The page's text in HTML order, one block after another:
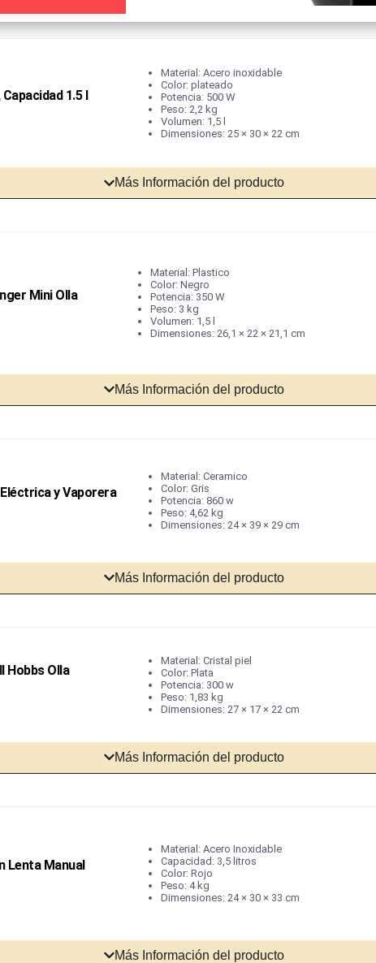
1.5 l
Material: Acero inoxidable
Color: plateado
Potencia: 500 W
Peso: 2,2 kg
Volumen: 1,5 l
Dimensiones: 25 × 30 × 22 cm
Más Información del producto
Mini Olla
Material: Plastico
Color: Negro
Potencia: 350 W
Peso: 3 kg
Volumen: 1,5 l
Dimensiones: 26,1 × 22 × 21,1 cm
Más Información del producto
y Vaporera
Material: Ceramico
Color: Gris
Potencia: 860 w
Peso: 4,62 kg
Dimensiones: 24 × 39 × 29 cm
Más Información del producto
Hobbs Olla
Material: Cristal piel
Color: Plata
Potencia: 300 w
Peso: 1,83 kg
Dimensiones: 27 × 17 × 22 cm
Más Información del producto
Lenta Manual
Material: Acero Inoxidable
Capacidad: 3,5 litros
Color: Rojo
Peso: 4 kg
Dimensiones: 24 × 30 × 33 cm
Más Información del producto